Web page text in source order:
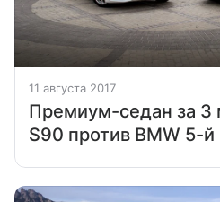
11 августа 2017
Премиум-седан за 3
S90 против BMW 5-й